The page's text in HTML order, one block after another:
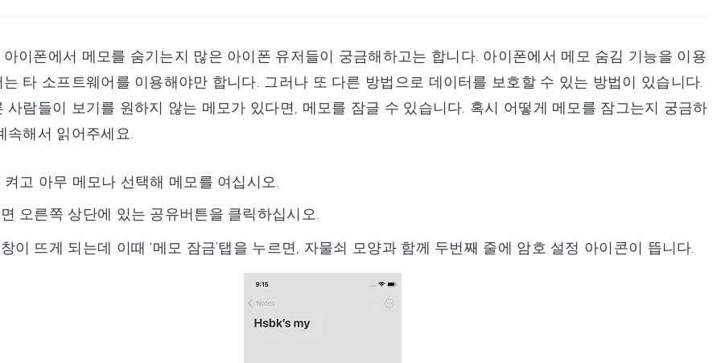
이폰에서 메모를 숨기는지 많은 아이폰 유저들이 궁금해하고는 합니다. 아이폰에서 메모 숨김 기능을 이용
타 소프트웨어를 이용해야만 합니다. 그러나 또 다른 방법으로 데이터를 보호할 수 있는 방법이 있습니다.
사람들이 보기를 원하지 않는 메모가 있다면, 메모를 잠글 수 있습니다. 혹시 어떻게 메모를 잠그는지 궁금하
속해서 읽어주세요.
고 아무 메모나 선택해 메모를 여십시오.
오른쪽 상단에 있는 공유버튼을 클릭하십시오.
이 뜨게 되는데 이때 ‘메모 잠금’탭을 누르면, 자물쇠 모양과 함께 두번째 줄에 암호 설정 아이콘이 뜹니다.